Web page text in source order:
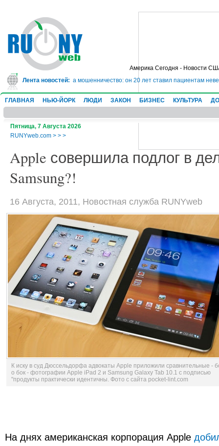
Америка Сегодня - Новости
Лента новостей:
в тюрьму на 10 лет за мошенничество: он 20 лет ставил пациентам
ГЛАВНАЯ НЬЮ-ЙОРК ЛЮДИ ЗАКОН БИЗНЕС КУЛЬТУРА
Пятница, 7 Августа 2026
RUNYweb.com > > >
Apple совершила подлог в
Samsung?!
16 Августа, 2011, Новостная служба RUNYweb
К иску в суд Дюссельдорфа адвокаты Apple приложили сравнительные -
о бок - фотографии Apple iPad 2 и Samsung Galaxy Tab 10.1 с подписью
"продукты практически идентичны. Фото с сайта pocket-lint.com
На днях американская корпорация Apple